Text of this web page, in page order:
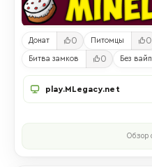
Донат 0 Питомцы 0
Битва замков 0 Без
play.MLegacy.net
Обзор